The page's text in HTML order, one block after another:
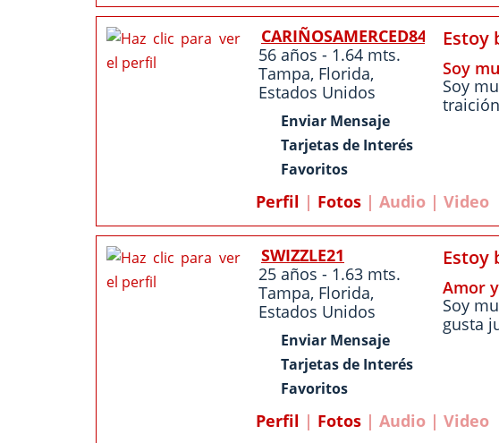
CARIÑOSAMERCED84
56 años - 1.64 mts.
Tampa, Florida,
Estados Unidos
Enviar Mensaje
Tarjetas de Interés
Favoritos
Estoy
Soy
Soy
Perfil | Fotos | Audio | Video
SWIZZLE21
25 años - 1.63 mts.
Tampa, Florida,
Estados Unidos
Enviar Mensaje
Tarjetas de Interés
Favoritos
Estoy
Amor
Soy
gusta
Perfil | Fotos | Audio | Video